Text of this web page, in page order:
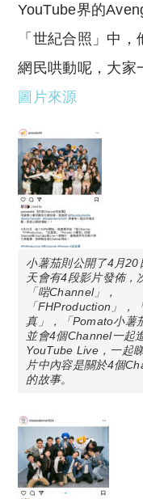
YouTube界的
「世紀合照」中
網民哄動呢，大家
圖片來源
小薯茄則公開了4月20
天會有4段影片發佈，
「啱Channel」，
「FHProduction」，
真」，「Pomato小薯
並會4個Channel一起
YouTube Live，一起
片中內容是關於4個
的故事。